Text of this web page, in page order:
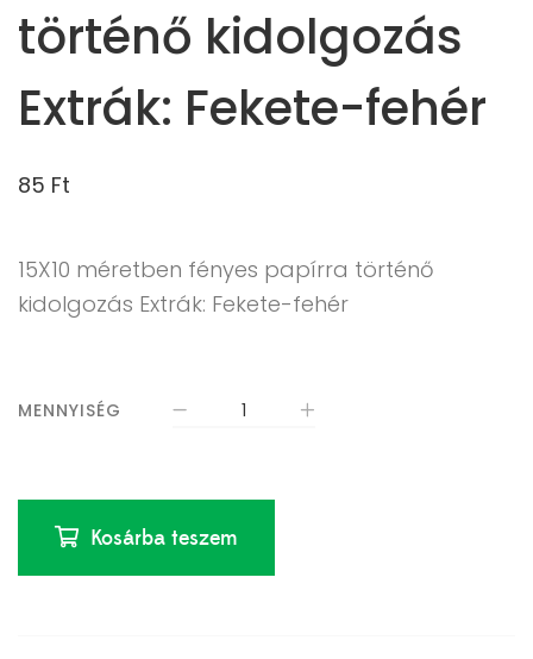
történő kidolgozás
Extrák: Fekete-fehér
85 Ft
15X10 méretben fényes papírra történő
kidolgozás Extrák: Fekete-fehér
MENNYISÉG
Kosárba teszem